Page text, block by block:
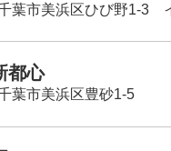
葉市美浜区ひび野1-3
都心
葉市美浜区豊砂1-5